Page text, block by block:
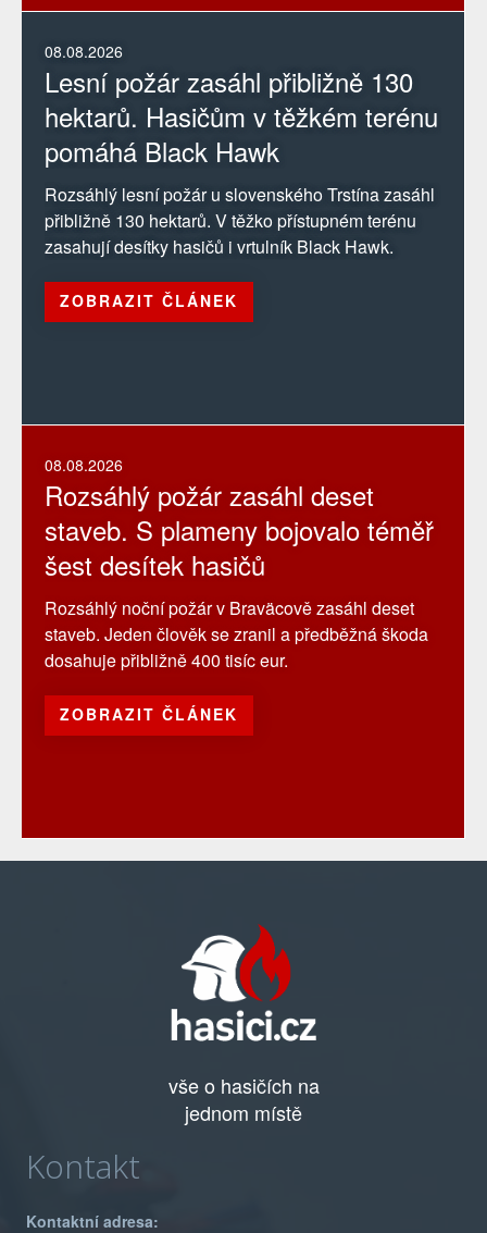
08.08.2026
Lesní požár zasáhl přibližně 130
hektarů. Hasičům v těžkém terénu
pomáhá Black Hawk
Rozsáhlý lesní požár u slovenského Trstína zasáhl
přibližně 130 hektarů. V těžko přístupném terénu
zasahují desítky hasičů i vrtulník Black Hawk.
ZOBRAZIT ČLÁNEK
08.08.2026
Rozsáhlý požár zasáhl deset
staveb. S plameny bojovalo téměř
šest desítek hasičů
Rozsáhlý noční požár v Braväcově zasáhl deset
staveb. Jeden člověk se zranil a předběžná škoda
dosahuje přibližně 400 tisíc eur.
ZOBRAZIT ČLÁNEK
vše o hasičích na
jednom místě
Kontakt
Kontaktní adresa: